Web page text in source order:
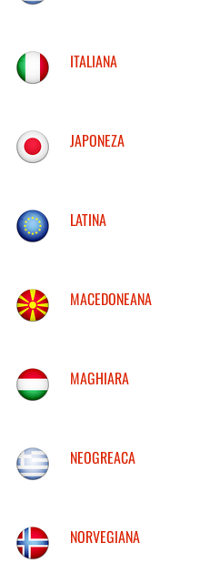
ITALIANA
JAPONEZA
LATINA
MACEDONEANA
MAGHIARA
NEOGREACA
NORVEGIANA